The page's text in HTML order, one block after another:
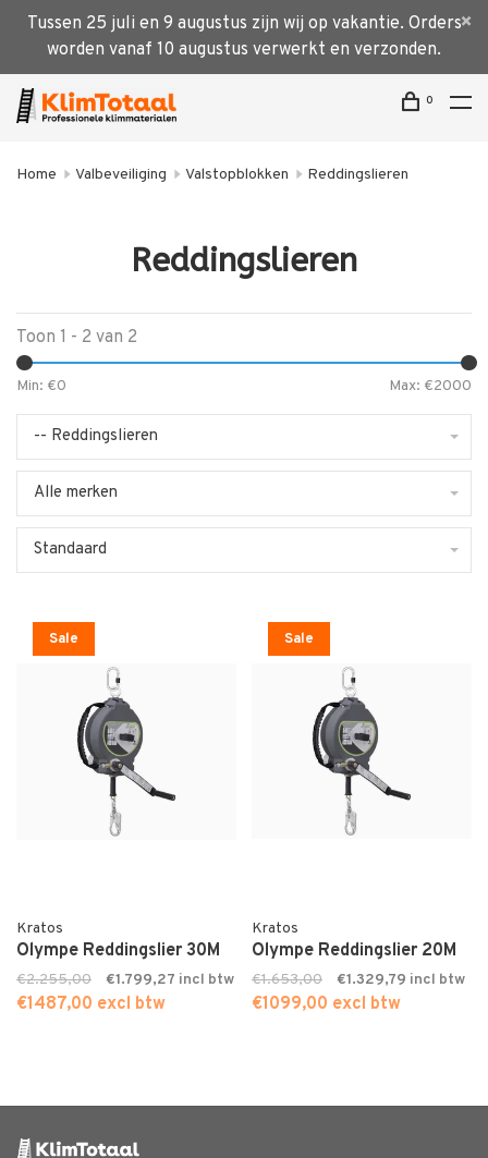
Tussen 25 juli en 9 augustus zijn wij op vakantie. Orders
worden vanaf 10 augustus verwerkt en verzonden.
0
Home Valbeveiliging Valstopblokken Reddingslieren
Reddingslieren
Toon 1 - 2 van 2
Min: €0 Max: €2000
-- Reddingslieren
Alle merken
Standaard
Sale
Kratos
Olympe Reddingslier 30M
€2.255,00 €1.799,27
€1487,00 excl btw
Sale
Kratos
Olympe Reddingslier 20M
€1.653,00 €1.329,79
€1099,00 excl btw